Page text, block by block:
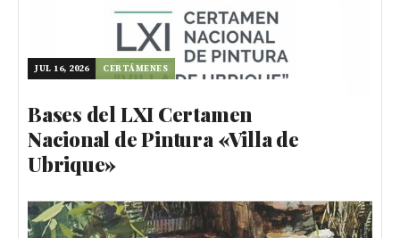
JUL 16, 2026 CERTÁMENES
Bases del LXI Certamen
Nacional de Pintura «Villa de
Ubrique»